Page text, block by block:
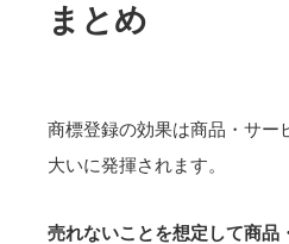
まとめ
商標登録の効果は商品・サー
大いに発揮されます。
売れないことを想定して商品